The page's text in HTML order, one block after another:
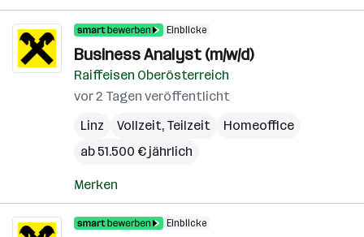
Einblicke
Business Analyst (m/w/d)
Raiffeisen Oberösterreich
vor 2 Tagen veröffentlicht
Linz
Vollzeit, Teilzeit
Homeoffice
ab 51.500 € jährlich
Merken
Einblicke